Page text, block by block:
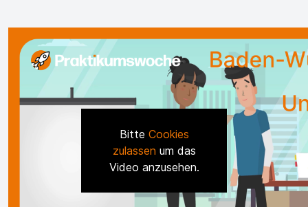
Bitte Cookies
zulassen um das
Video anzusehen.